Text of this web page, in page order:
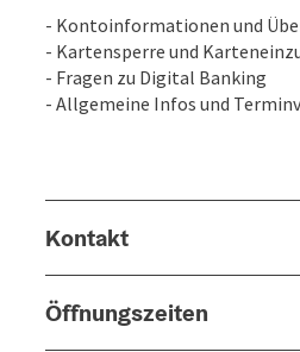
- Kontoinformationen und
- Kartensperre und
- Fragen zu Digital Banking
- Allgemeine Infos und
Kontakt
Öffnungszeiten